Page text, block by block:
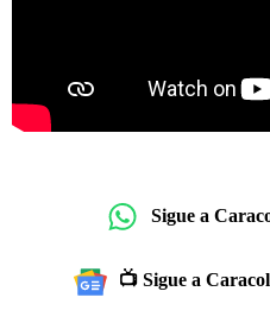
Sigue a
📺 Sigue a